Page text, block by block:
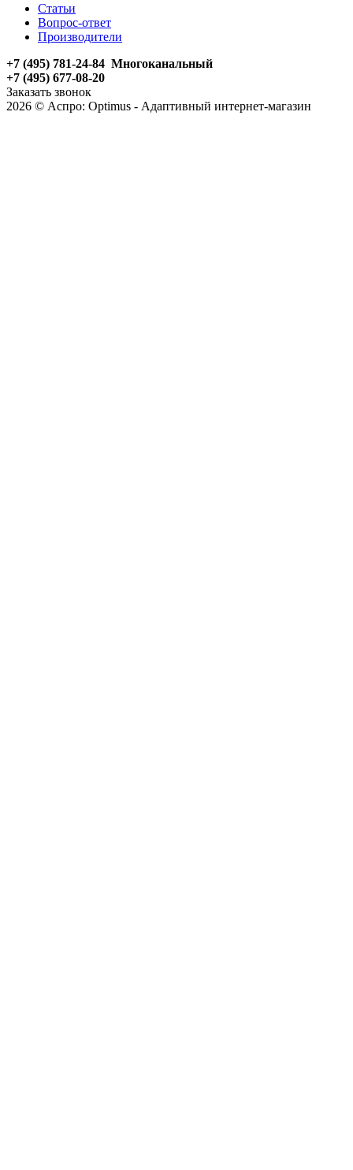
Статьи
Вопрос-ответ
Производители
+7 (495) 781-24-84 Многоканальный
+7 (495) 677-08-20
Заказать звонок
2026 © Аспро: Optimus - Адаптивный интернет-магазин